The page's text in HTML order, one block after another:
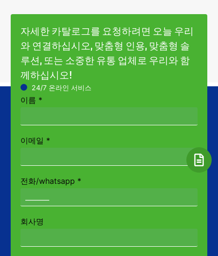
자세한 카탈로그를 요청하려면 오늘 우리
와 연결하십시오, 맞춤형 인용, 맞춤형 솔
루션, 또는 소중한 유통 업체로 우리와 함
께하십시오!
24/7 온라인 서비스
이름 *
이메일 *
전화/whatsapp *
회사명